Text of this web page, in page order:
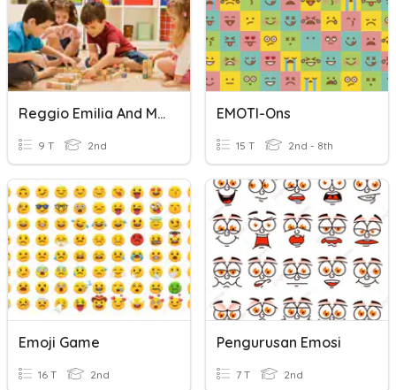
Reggio Emilia And Montessori Approach
9 T 2nd
EMOTI-Ons
15 T 2nd - 8th
Emoji Game
16 T 2nd
Pengurusan Emosi
7 T 2nd